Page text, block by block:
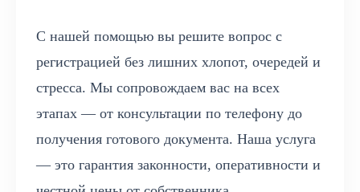
С нашей помощью вы решите вопрос с
регистрацией без лишних хлопот, очередей и
стресса. Мы сопровождаем вас на всех
этапах — от консультации по телефону до
получения готового документа. Наша услуга
— это гарантия законности, оперативности и